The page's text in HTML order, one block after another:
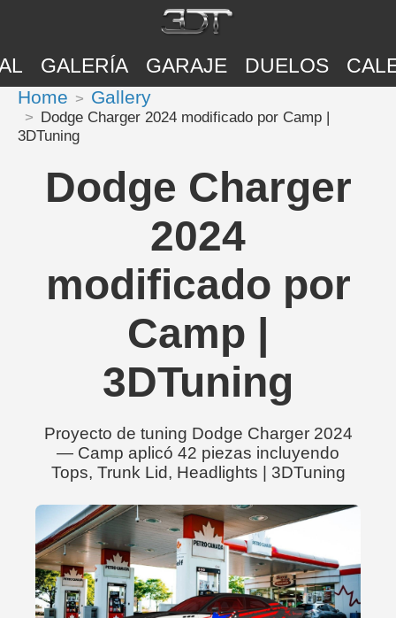
GALERÍA GARAJE DUELOS
Home Gallery
Dodge Charger 2024 modificado por Camp |
3DTuning
Dodge Charger
2024
modificado por
Camp |
3DTuning
Proyecto de tuning Dodge Charger 2024
— Camp aplicó 42 piezas incluyendo
Tops, Trunk Lid, Headlights | 3DTuning